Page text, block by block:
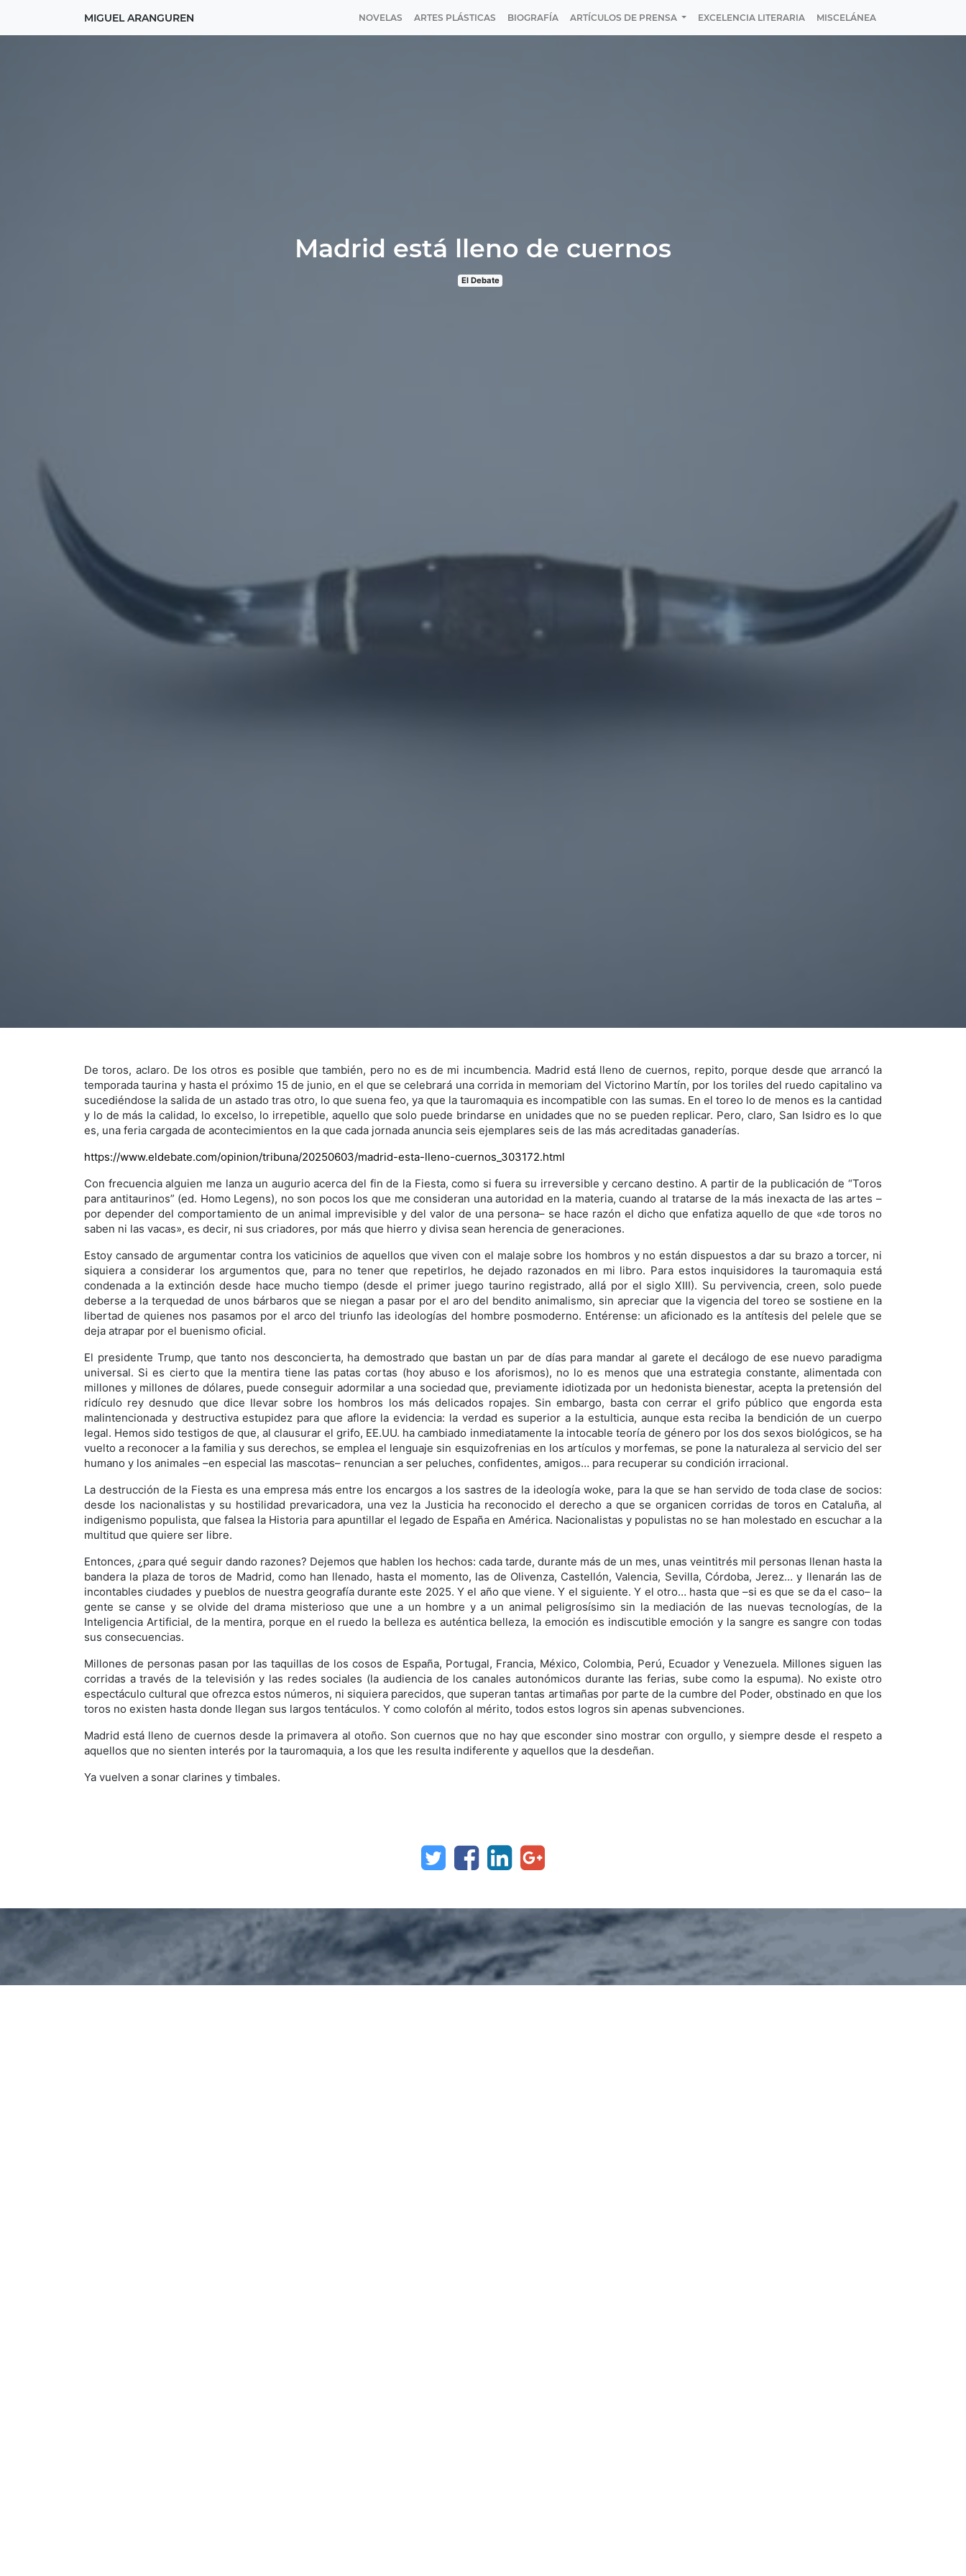
MIGUEL ARANGUREN NOVELAS ARTES PLÁSTICAS BIOGRAFÍA ARTÍCULOS DE PRENSA EXCELENCIA LITERARIA MISCELÁNEA
Madrid está lleno de cuernos
El Debate
De toros, aclaro. De los otros es posible que también, pero no es de mi incumbencia. Madrid está lleno de cuernos, repito, porque desde que arrancó la
temporada taurina y hasta el próximo 15 de junio, en el que se celebrará una corrida in memoriam del Victorino Martín, por los toriles del ruedo capitalino va
sucediéndose la salida de un astado tras otro, lo que suena feo, ya que la tauromaquia es incompatible con las sumas. En el toreo lo de menos es la cantidad
y lo de más la calidad, lo excelso, lo irrepetible, aquello que solo puede brindarse en unidades que no se pueden replicar. Pero, claro, San Isidro es lo que
es, una feria cargada de acontecimientos en la que cada jornada anuncia seis ejemplares seis de las más acreditadas ganaderías.
https://www.eldebate.com/opinion/tribuna/20250603/madrid-esta-lleno-cuernos_303172.html
Con frecuencia alguien me lanza un augurio acerca del fin de la Fiesta, como si fuera su irreversible y cercano destino. A partir de la publicación de “Toros
para antitaurinos” (ed. Homo Legens), no son pocos los que me consideran una autoridad en la materia, cuando al tratarse de la más inexacta de las artes –
por depender del comportamiento de un animal imprevisible y del valor de una persona– se hace razón el dicho que enfatiza aquello de que «de toros no
saben ni las vacas», es decir, ni sus criadores, por más que hierro y divisa sean herencia de generaciones.
Estoy cansado de argumentar contra los vaticinios de aquellos que viven con el malaje sobre los hombros y no están dispuestos a dar su brazo a torcer, ni
siquiera a considerar los argumentos que, para no tener que repetirlos, he dejado razonados en mi libro. Para estos inquisidores la tauromaquia está
condenada a la extinción desde hace mucho tiempo (desde el primer juego taurino registrado, allá por el siglo XIII). Su pervivencia, creen, solo puede
deberse a la terquedad de unos bárbaros que se niegan a pasar por el aro del bendito animalismo, sin apreciar que la vigencia del toreo se sostiene en la
libertad de quienes nos pasamos por el arco del triunfo las ideologías del hombre posmoderno. Entérense: un aficionado es la antítesis del pelele que se
deja atrapar por el buenismo oficial.
El presidente Trump, que tanto nos desconcierta, ha demostrado que bastan un par de días para mandar al garete el decálogo de ese nuevo paradigma
universal. Si es cierto que la mentira tiene las patas cortas (hoy abuso e los aforismos), no lo es menos que una estrategia constante, alimentada con
millones y millones de dólares, puede conseguir adormilar a una sociedad que, previamente idiotizada por un hedonista bienestar, acepta la pretensión del
ridículo rey desnudo que dice llevar sobre los hombros los más delicados ropajes. Sin embargo, basta con cerrar el grifo público que engorda esta
malintencionada y destructiva estupidez para que aflore la evidencia: la verdad es superior a la estulticia, aunque esta reciba la bendición de un cuerpo
legal. Hemos sido testigos de que, al clausurar el grifo, EE.UU. ha cambiado inmediatamente la intocable teoría de género por los dos sexos biológicos, se ha
vuelto a reconocer a la familia y sus derechos, se emplea el lenguaje sin esquizofrenias en los artículos y morfemas, se pone la naturaleza al servicio del ser
humano y los animales –en especial las mascotas– renuncian a ser peluches, confidentes, amigos… para recuperar su condición irracional.
La destrucción de la Fiesta es una empresa más entre los encargos a los sastres de la ideología woke, para la que se han servido de toda clase de socios:
desde los nacionalistas y su hostilidad prevaricadora, una vez la Justicia ha reconocido el derecho a que se organicen corridas de toros en Cataluña, al
indigenismo populista, que falsea la Historia para apuntillar el legado de España en América. Nacionalistas y populistas no se han molestado en escuchar a la
multitud que quiere ser libre.
Entonces, ¿para qué seguir dando razones? Dejemos que hablen los hechos: cada tarde, durante más de un mes, unas veintitrés mil personas llenan hasta la
bandera la plaza de toros de Madrid, como han llenado, hasta el momento, las de Olivenza, Castellón, Valencia, Sevilla, Córdoba, Jerez… y llenarán las de
incontables ciudades y pueblos de nuestra geografía durante este 2025. Y el año que viene. Y el siguiente. Y el otro… hasta que –si es que se da el caso– la
gente se canse y se olvide del drama misterioso que une a un hombre y a un animal peligrosísimo sin la mediación de las nuevas tecnologías, de la
Inteligencia Artificial, de la mentira, porque en el ruedo la belleza es auténtica belleza, la emoción es indiscutible emoción y la sangre es sangre con todas
sus consecuencias.
Millones de personas pasan por las taquillas de los cosos de España, Portugal, Francia, México, Colombia, Perú, Ecuador y Venezuela. Millones siguen las
corridas a través de la televisión y las redes sociales (la audiencia de los canales autonómicos durante las ferias, sube como la espuma). No existe otro
espectáculo cultural que ofrezca estos números, ni siquiera parecidos, que superan tantas artimañas por parte de la cumbre del Poder, obstinado en que los
toros no existen hasta donde llegan sus largos tentáculos. Y como colofón al mérito, todos estos logros sin apenas subvenciones.
Madrid está lleno de cuernos desde la primavera al otoño. Son cuernos que no hay que esconder sino mostrar con orgullo, y siempre desde el respeto a
aquellos que no sienten interés por la tauromaquia, a los que les resulta indiferente y aquellos que la desdeñan.
Ya vuelven a sonar clarines y timbales.